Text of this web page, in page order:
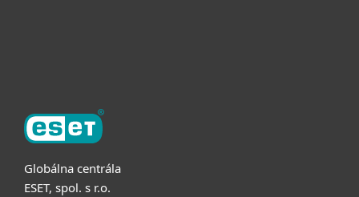
Globálna centrála
ESET, spol. s r.o.